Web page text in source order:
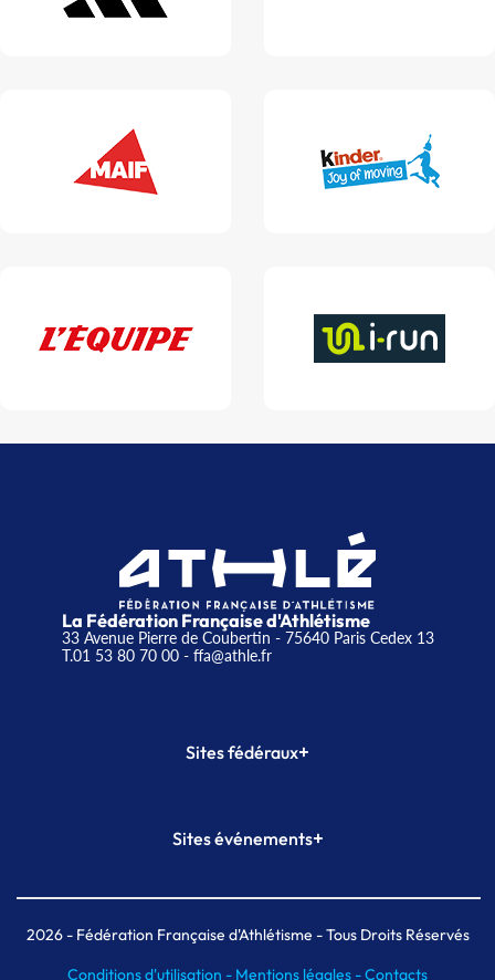
La Fédération Française d'Athlétisme
33 Avenue Pierre de Coubertin - 75640 Paris Cedex 13
T.01 53 80 70 00- ffa@athle.fr
Sites fédéraux+
Plateforme Formation
Sites événements+
Meeting de Paris indoor
MAIF Ekiden de Paris
2026- Fédération Française d'Athlétisme - Tous Droits Réservés
Conditions d'utilisation - Mentions légales -Contacts